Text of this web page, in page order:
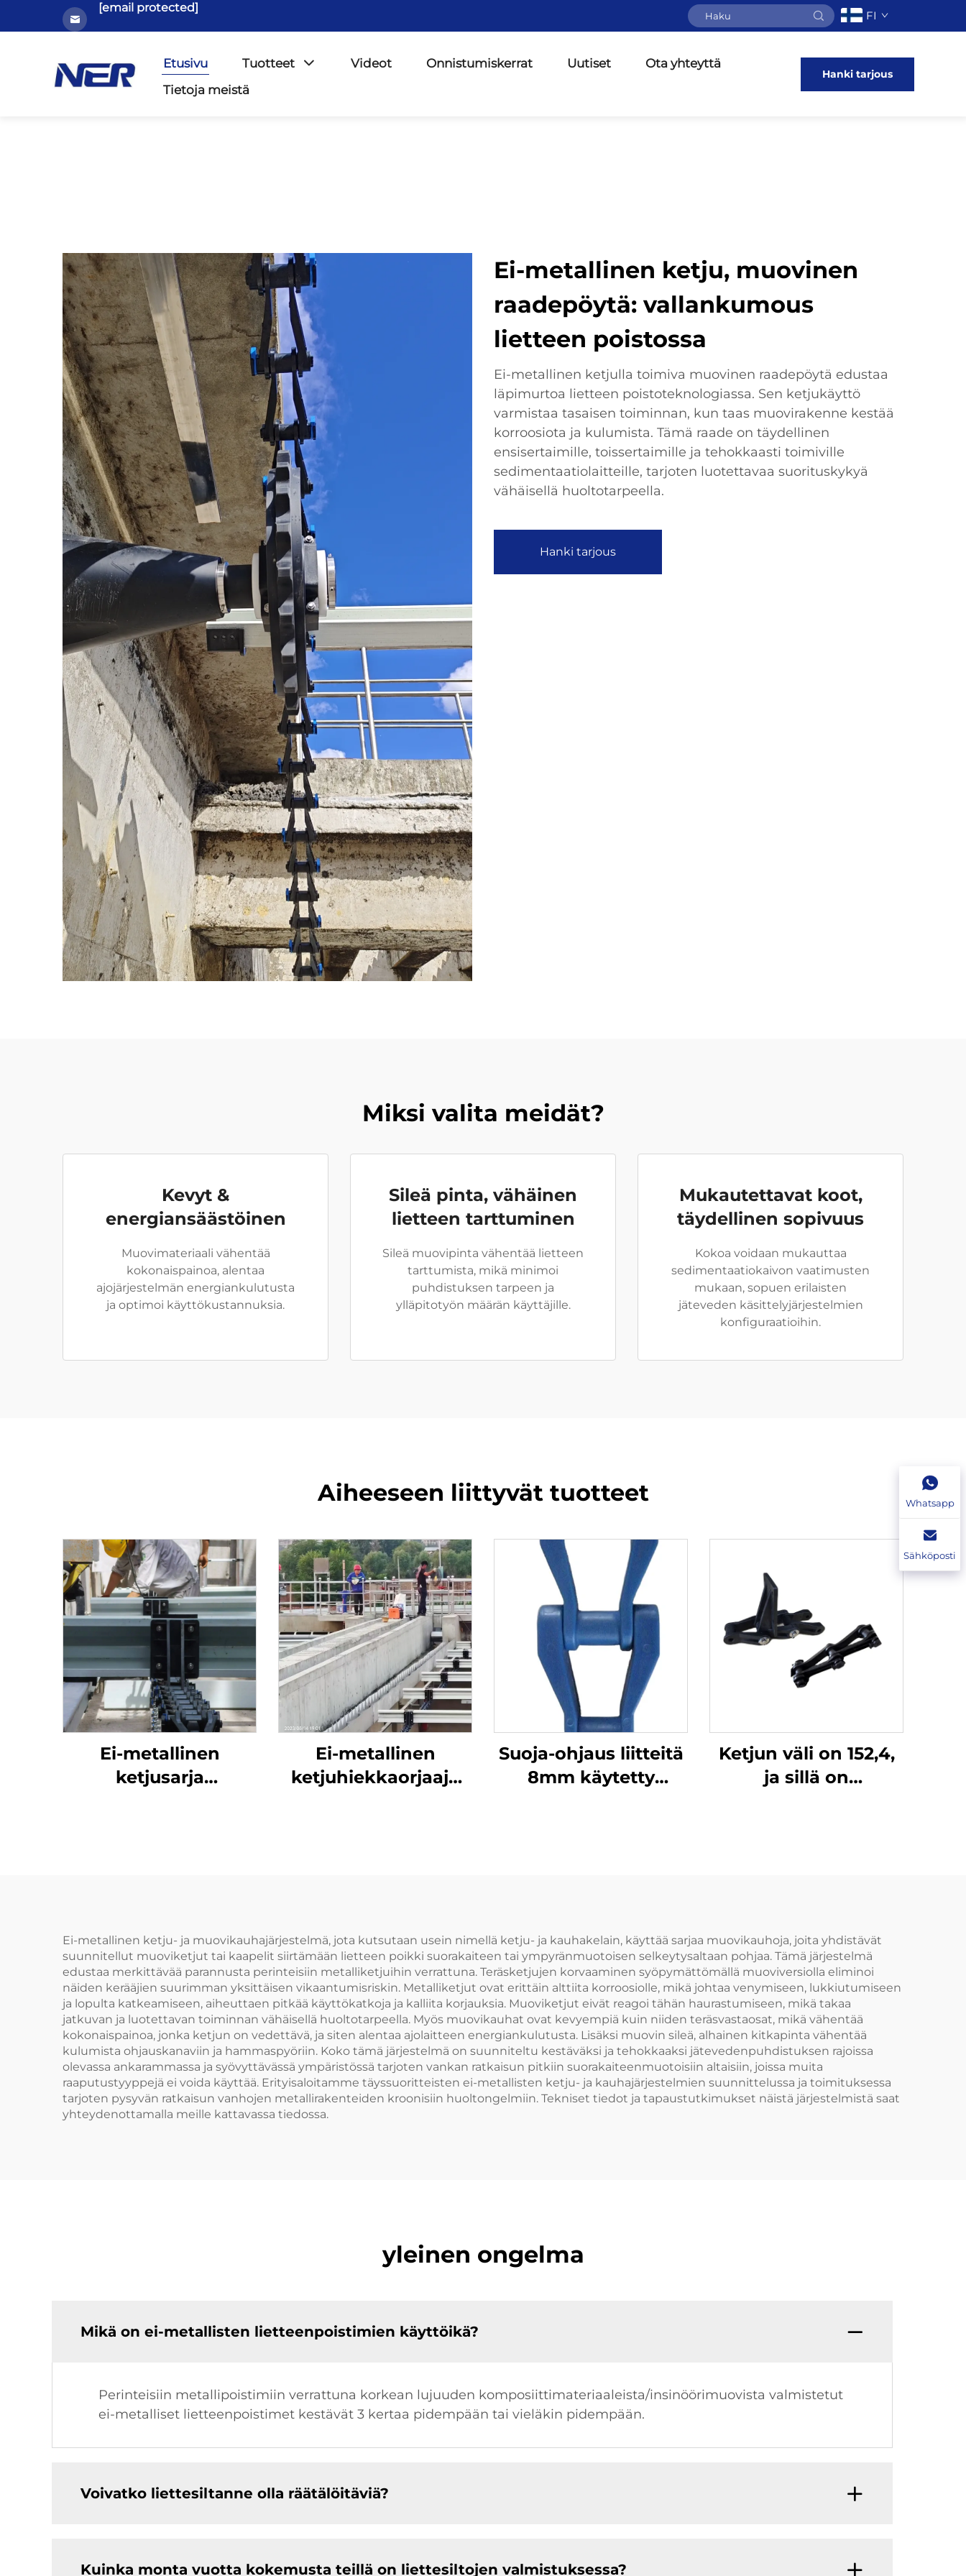
[email protected]
FI
Etusivu Tuotteet Videot Onnistumiskerrat Uutiset
Ota yhteyttä
Tietoja meistä
Hanki tarjous
Ei-metallinen ketju, muovinen
raadepöytä: vallankumous
lietteen poistossa
Ei-metallinen ketjulla toimiva muovinen raadepöytä edustaa
läpimurtoa lietteen poistoteknologiassa. Sen ketjukäyttö
varmistaa tasaisen toiminnan, kun taas muovirakenne kestää
korroosiota ja kulumista. Tämä raade on täydellinen
ensisertaimille, toissertaimille ja tehokkaasti toimiville
sedimentaatiolaitteille, tarjoten luotettavaa suorituskykyä
vähäisellä huoltotarpeella.
Hanki tarjous
Miksi valita meidät?
Kevyt &
energiansäästöinen
Muovimateriaali vähentää
kokonaispainoa, alentaa
ajojärjestelmän energiankulutusta
ja optimoi käyttökustannuksia.
Sileä pinta, vähäinen
lietteen tarttuminen
Sileä muovipinta vähentää lietteen
tarttumista, mikä minimoi
puhdistuksen tarpeen ja
ylläpitotyön määrän käyttäjille.
Mukautettavat koot,
täydellinen sopivuus
Kokoa voidaan mukauttaa
sedimentaatiokaivon vaatimusten
mukaan, sopuen erilaisten
jäteveden käsittelyjärjestelmien
konfiguraatioihin.
Aiheeseen liittyvät tuotteet
Ei-metallinen
ketjusarja
Ei-metallinen
ketjuhiekkaorjaaja
Suoja-ohjaus liitteitä
8mm käytetty
Ketjun väli on 152,4,
ja sillä on
tonnia
Ei-metallinen ketju- ja muovikauhajärjestelmä, jota kutsutaan usein nimellä ketju- ja kauhakelain, käyttää sarjaa muovikauhoja, joita yhdistävät
suunnitellut muoviketjut tai kaapelit siirtämään lietteen poikki suorakaiteen tai ympyränmuotoisen selkeytysaltaan pohjaa. Tämä järjestelmä
edustaa merkittävää parannusta perinteisiin metalliketjuihin verrattuna. Teräsketjujen korvaaminen syöpymättömällä muoviversiolla eliminoi
näiden kerääjien suurimman yksittäisen vikaantumisriskin. Metalliketjut ovat erittäin alttiita korroosiolle, mikä johtaa venymiseen, lukkiutumiseen
ja lopulta katkeamiseen, aiheuttaen pitkää käyttökatkoja ja kalliita korjauksia. Muoviketjut eivät reagoi tähän haurastumiseen, mikä takaa
jatkuvan ja luotettavan toiminnan vähäisellä huoltotarpeella. Myös muovikauhat ovat kevyempiä kuin niiden teräsvastaosat, mikä vähentää
kokonaispainoa, jonka ketjun on vedettävä, ja siten alentaa ajolaitteen energiankulutusta. Lisäksi muovin sileä, alhainen kitkapinta vähentää
kulumista ohjauskanaviin ja hammaspyöriin. Koko tämä järjestelmä on suunniteltu kestäväksi ja tehokkaaksi jätevedenpuhdistuksen rajoissa
olevassa ankarammassa ja syövyttävässä ympäristössä tarjoten vankan ratkaisun pitkiin suorakaiteenmuotoisiin altaisiin, joissa muita
raaputustyyppejä ei voida käyttää. Erityisaloitamme täyssuoritteisten ei-metallisten ketju- ja kauhajärjestelmien suunnittelussa ja toimituksessa
tarjoten pysyvän ratkaisun vanhojen metallirakenteiden kroonisiin huoltongelmiin. Tekniset tiedot ja tapaustutkimukset näistä järjestelmistä saat
yhteydenottamalla meille kattavassa tiedossa.
yleinen ongelma
Mikä on ei-metallisten lietteenpoistimien käyttöikä?
Perinteisiin metallipoistimiin verrattuna korkean lujuuden komposiittimateriaaleista/insinöörimuovista valmistetut
ei-metalliset lietteenpoistimet kestävät 3 kertaa pidempään tai vieläkin pidempään.
Voivatko liettesiltanne olla räätälöitäviä?
Kuinka monta vuotta kokemusta teillä on liettesiltojen valmistuksessa?
Whatsapp
Sähköposti